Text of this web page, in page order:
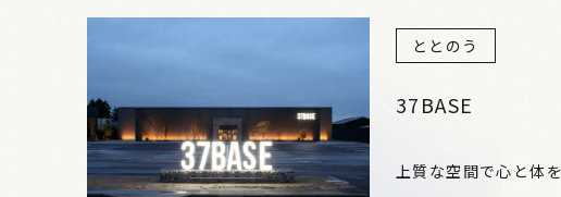
ととのう
37BASE
上質な空間で心と体